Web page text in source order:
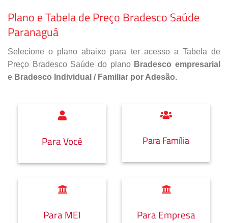
Plano e Tabela de Preço Bradesco Saúde
Paranaguá
Selecione o plano abaixo para ter acesso a Tabela de
Preço Bradesco Saúde do plano Bradesco empresarial
e Bradesco Individual / Familiar por Adesão.
Para Você Para Família
Para MEI Para Empresa